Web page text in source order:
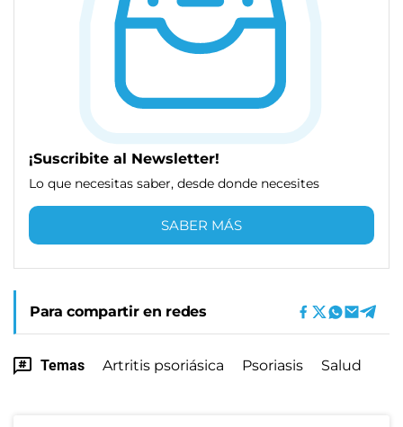
¡Suscribite al Newsletter!
Lo que necesitas saber, desde donde necesites
SABER MÁS
Para compartir en redes
Temas Artritis psoriásica Psoriasis Salud